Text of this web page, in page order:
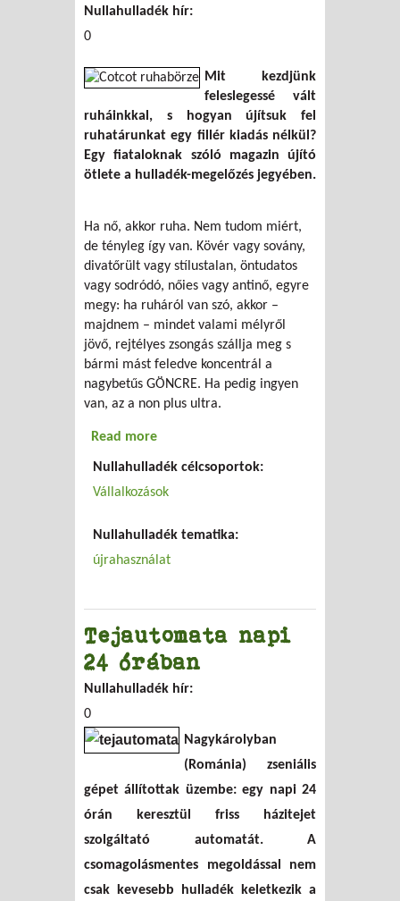
Nullahulladék hír:
0
Mit kezdjünk
feleslegessé vált
ruháinkkal, s hogyan újítsuk fel
ruhatárunkat egy fillér kiadás nélkül?
Egy fiataloknak szóló magazin újító
ötlete a hulladék-megelőzés jegyében.
Ha nő, akkor ruha. Nem tudom miért,
de tényleg így van. Kövér vagy sovány,
divatőrült vagy stílustalan, öntudatos
vagy sodródó, nőies vagy antinő, egyre
megy: ha ruháról van szó, akkor –
majdnem – mindet valami mélyről
jövő, rejtélyes zsongás szállja meg s
bármi mást feledve koncentrál a
nagybetűs GÖNCRE. Ha pedig ingyen
van, az a non plus ultra.
Read more
Nullahulladék célcsoportok:
Vállalkozások
Nullahulladék tematika:
újrahasználat
Tejautomata napi
24 órában
Nullahulladék hír:
0
Nagykárolyban
(Románia) zseniális
gépet állítottak üzembe: egy napi 24
órán keresztül friss házitejet
szolgáltató automatát. A
csomagolásmentes megoldással nem
csak kevesebb hulladék keletkezik a